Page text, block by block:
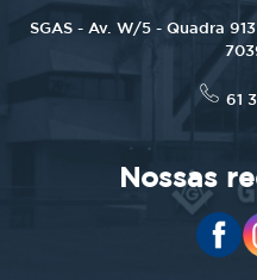
SGAS - Av. W/5 - Quadra
61
Nossas